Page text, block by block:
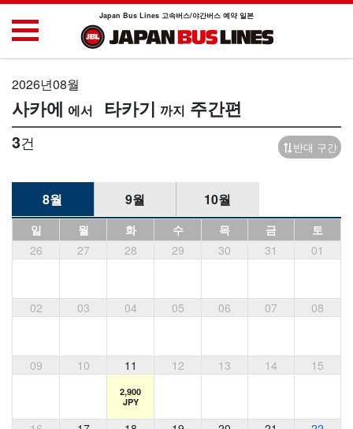
Japan Bus Lines 고속버스/야간버스 예약 일본
2026년08월
사카에 타카기 주간편
3건 반대 구간
8월 9월 10월
일 월 화 수 목 금
토
26
27 28 29 30 31 01
02 03 04 05 06 07 08
09 10 11 12 13 14 15
2,900
JPY